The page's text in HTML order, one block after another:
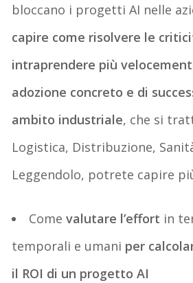
bloccano i progetti AI nelle
capire come risolvere le
intraprendere più
adozione concreto e di
ambito industriale, che si
Logistica, Distribuzione,
Leggendolo, potrete capire
Comevalutare l’effort in
temporali e umani per
il ROI di un progetto AI